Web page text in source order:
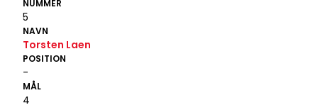
NUMMER
5
NAVN
Torsten Laen
POSITION
-
MÅL
4